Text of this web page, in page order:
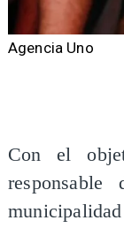
Agencia Uno
Con el